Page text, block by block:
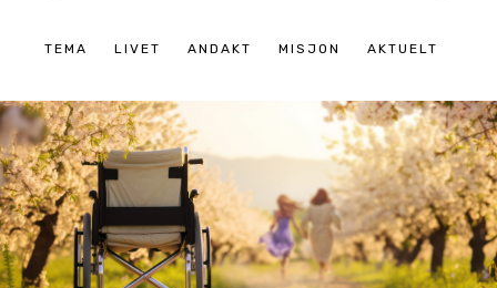
TEMA LIVET ANDAKT MISJON AKTUELT
innhold